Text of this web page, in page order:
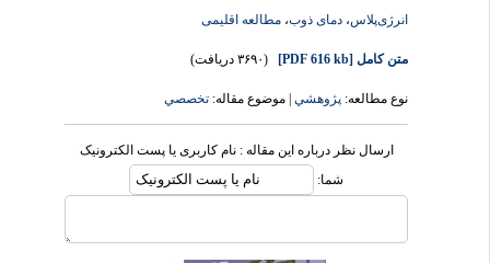
انرژی‌پلاس، دمای ذوب،مطالعه اقلیمی
متن کامل[PDF 616 kb] (۳۶۹۰ دریافت)
نوع مطالعه:پژوهشي| موضوع مقاله:تخصصي
ارسال نظر درباره این مقاله : نام کاربری یا پست الکترونیک
شما: